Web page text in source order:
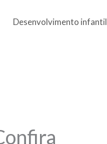
Desenvolvimento infantil